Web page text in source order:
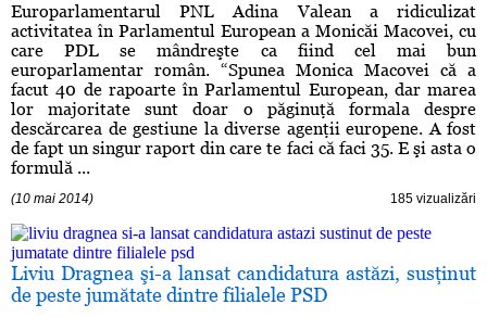
Europarlamentarul PNL Adina Valean a ridiculizat
activitatea în Parlamentul European a Monicăi Macovei, cu
care PDL se mândreşte ca fiind cel mai bun
europarlamentar român. “Spunea Monica Macovei că a
facut 40 de rapoarte în Parlamentul European, dar marea
lor majoritate sunt doar o păginuţă formala despre
descărcarea de gestiune la diverse agenţii europene. A fost
de fapt un singur raport din care te faci că faci 35. E şi asta o
formulă ...
(10 mai 2014) 185 vizualizări
Liviu Dragnea şi-a lansat candidatura astăzi, susţinut
de peste jumătate dintre filialele PSD